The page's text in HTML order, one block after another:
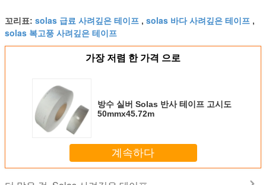
꼬리표: solas 급료 사려깊은 테이프 , solas 바다 사려깊은 테이프 ,
solas 복고풍 사려깊은 테이프
가장 저렴 한 가격 으로
방수 실버 Solas 반사 테이프 고시도
50mmx45.72m
계속하다